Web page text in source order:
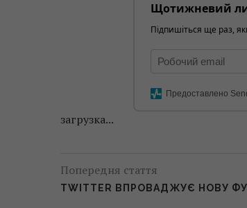
Щотижневий
Підпишіться ще раз,
Предоставлено
загрузка...
Попередня стаття
TWITTER ВПРОВАДЖУЄ НОВУ